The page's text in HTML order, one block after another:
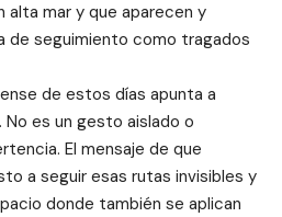
alta mar y que aparecen y
de seguimiento como tragados
de estos días apunta a
es un gesto aislado o
El mensaje de que
a seguir esas rutas invisibles y
donde también se aplican